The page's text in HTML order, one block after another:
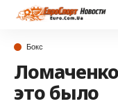
Бокс
это было